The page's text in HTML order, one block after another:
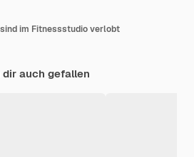
im Fitnessstudio verlobt
dir auch gefallen